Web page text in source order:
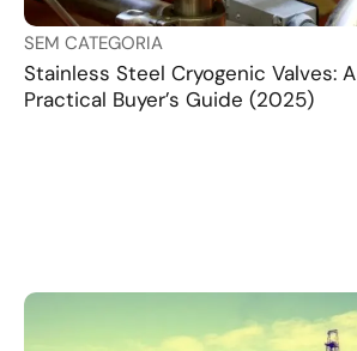
SEM CATEGORIA
Stainless Steel Cryogenic Valves: A
Practical Buyer’s Guide (2025)